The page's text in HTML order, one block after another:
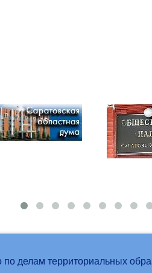
делам территориальных